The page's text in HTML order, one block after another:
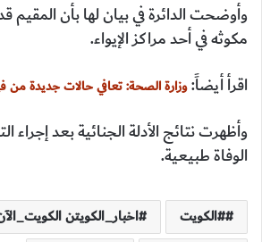
وأوضحت الدائرة في بيان لها بأن المقيم
مكوثه في أحد مراكز الإيواء.
اقرأ أيضاً:وزارة الصحة: تعافي حالات جديدة من
وأظهرت نتائج الأدلة الجنائية بعد إجراء
الوفاة طبيعية.
#الكويت
اخبار_الكويتن